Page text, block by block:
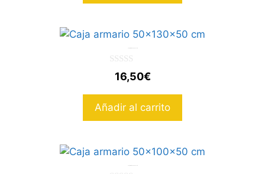
5
16,50€
Añadir al carrito